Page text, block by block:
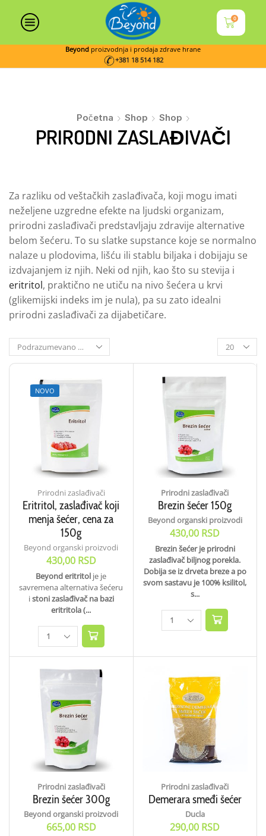
0
Beyond proizvodnja i prodaja zdrave hrane
+381 18 514 182
Početna Shop Shop
PRIRODNI ZASLAĐIVAČI
Za razliku od veštačkih zaslađivača, koji mogu imati
neželjene uzgredne efekte na ljudski organizam,
prirodni zaslađivači predstavljaju zdravije alternative
belom šećeru. To su slatke supstance koje se normalno
nalaze u plodovima, lišću ili stablu biljaka i dobijaju se
izdvajanjem iz njih. Neki od njih, kao što su stevija i
eritritol, praktično ne utiču na nivo šećera u krvi
(glikemijski indeks im je nula), pa su zato idealni
prirodni zaslađivači za dijabetičare.
NOVO
Prirodni zaslađivači
Eritritol, zaslađivač koji
menja šećer, cena za
150g
Beyond organski proizvodi
430,00 RSD
Beyond eritritol je je
savremena alternativa šećeru
istoni zaslađivač na bazi
eritritola (...
Prirodni zaslađivači
Brezin šećer 150g
Beyond organski proizvodi
430,00 RSD
Brezin šećer je prirodni
zaslađivač biljnog porekla.
Dobija se iz drveta breze a po
svom sastavu je 100% ksilitol,
s...
Prirodni zaslađivači
Brezin šećer 300g
Beyond organski proizvodi
665,00 RSD
Prirodni zaslađivači
Demerara smeđi šećer
Ducla
290,00 RSD